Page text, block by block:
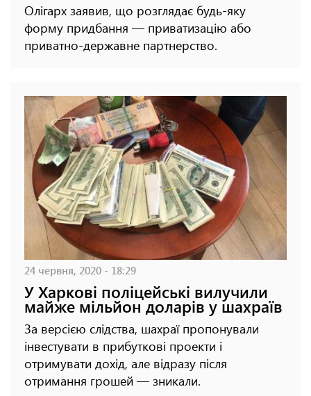
Олігарх заявив, що розглядає будь-яку
форму придбання — приватизацію або
приватно-державне партнерство.
24 червня, 2020 - 18:29
У Харкові поліцейські вилучили
майже мільйон доларів у шахраїв
За версією слідства, шахраї пропонували
інвестувати в прибуткові проекти і
отримувати дохід, але відразу після
отримання грошей — зникали.